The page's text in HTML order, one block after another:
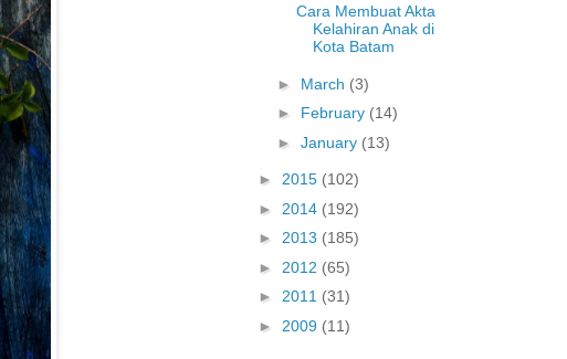
Cara Membuat Akta
Kelahiran Anak di
Kota Batam
► March (3)
► February (14)
► January (13)
► 2015 (102)
► 2014 (192)
► 2013 (185)
► 2012 (65)
► 2011 (31)
► 2009 (11)